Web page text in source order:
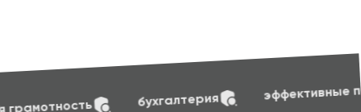
эффективные презентации soft